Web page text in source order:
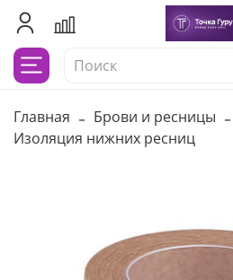
Главная
Брови и ресницы
Изоляция нижних ресниц